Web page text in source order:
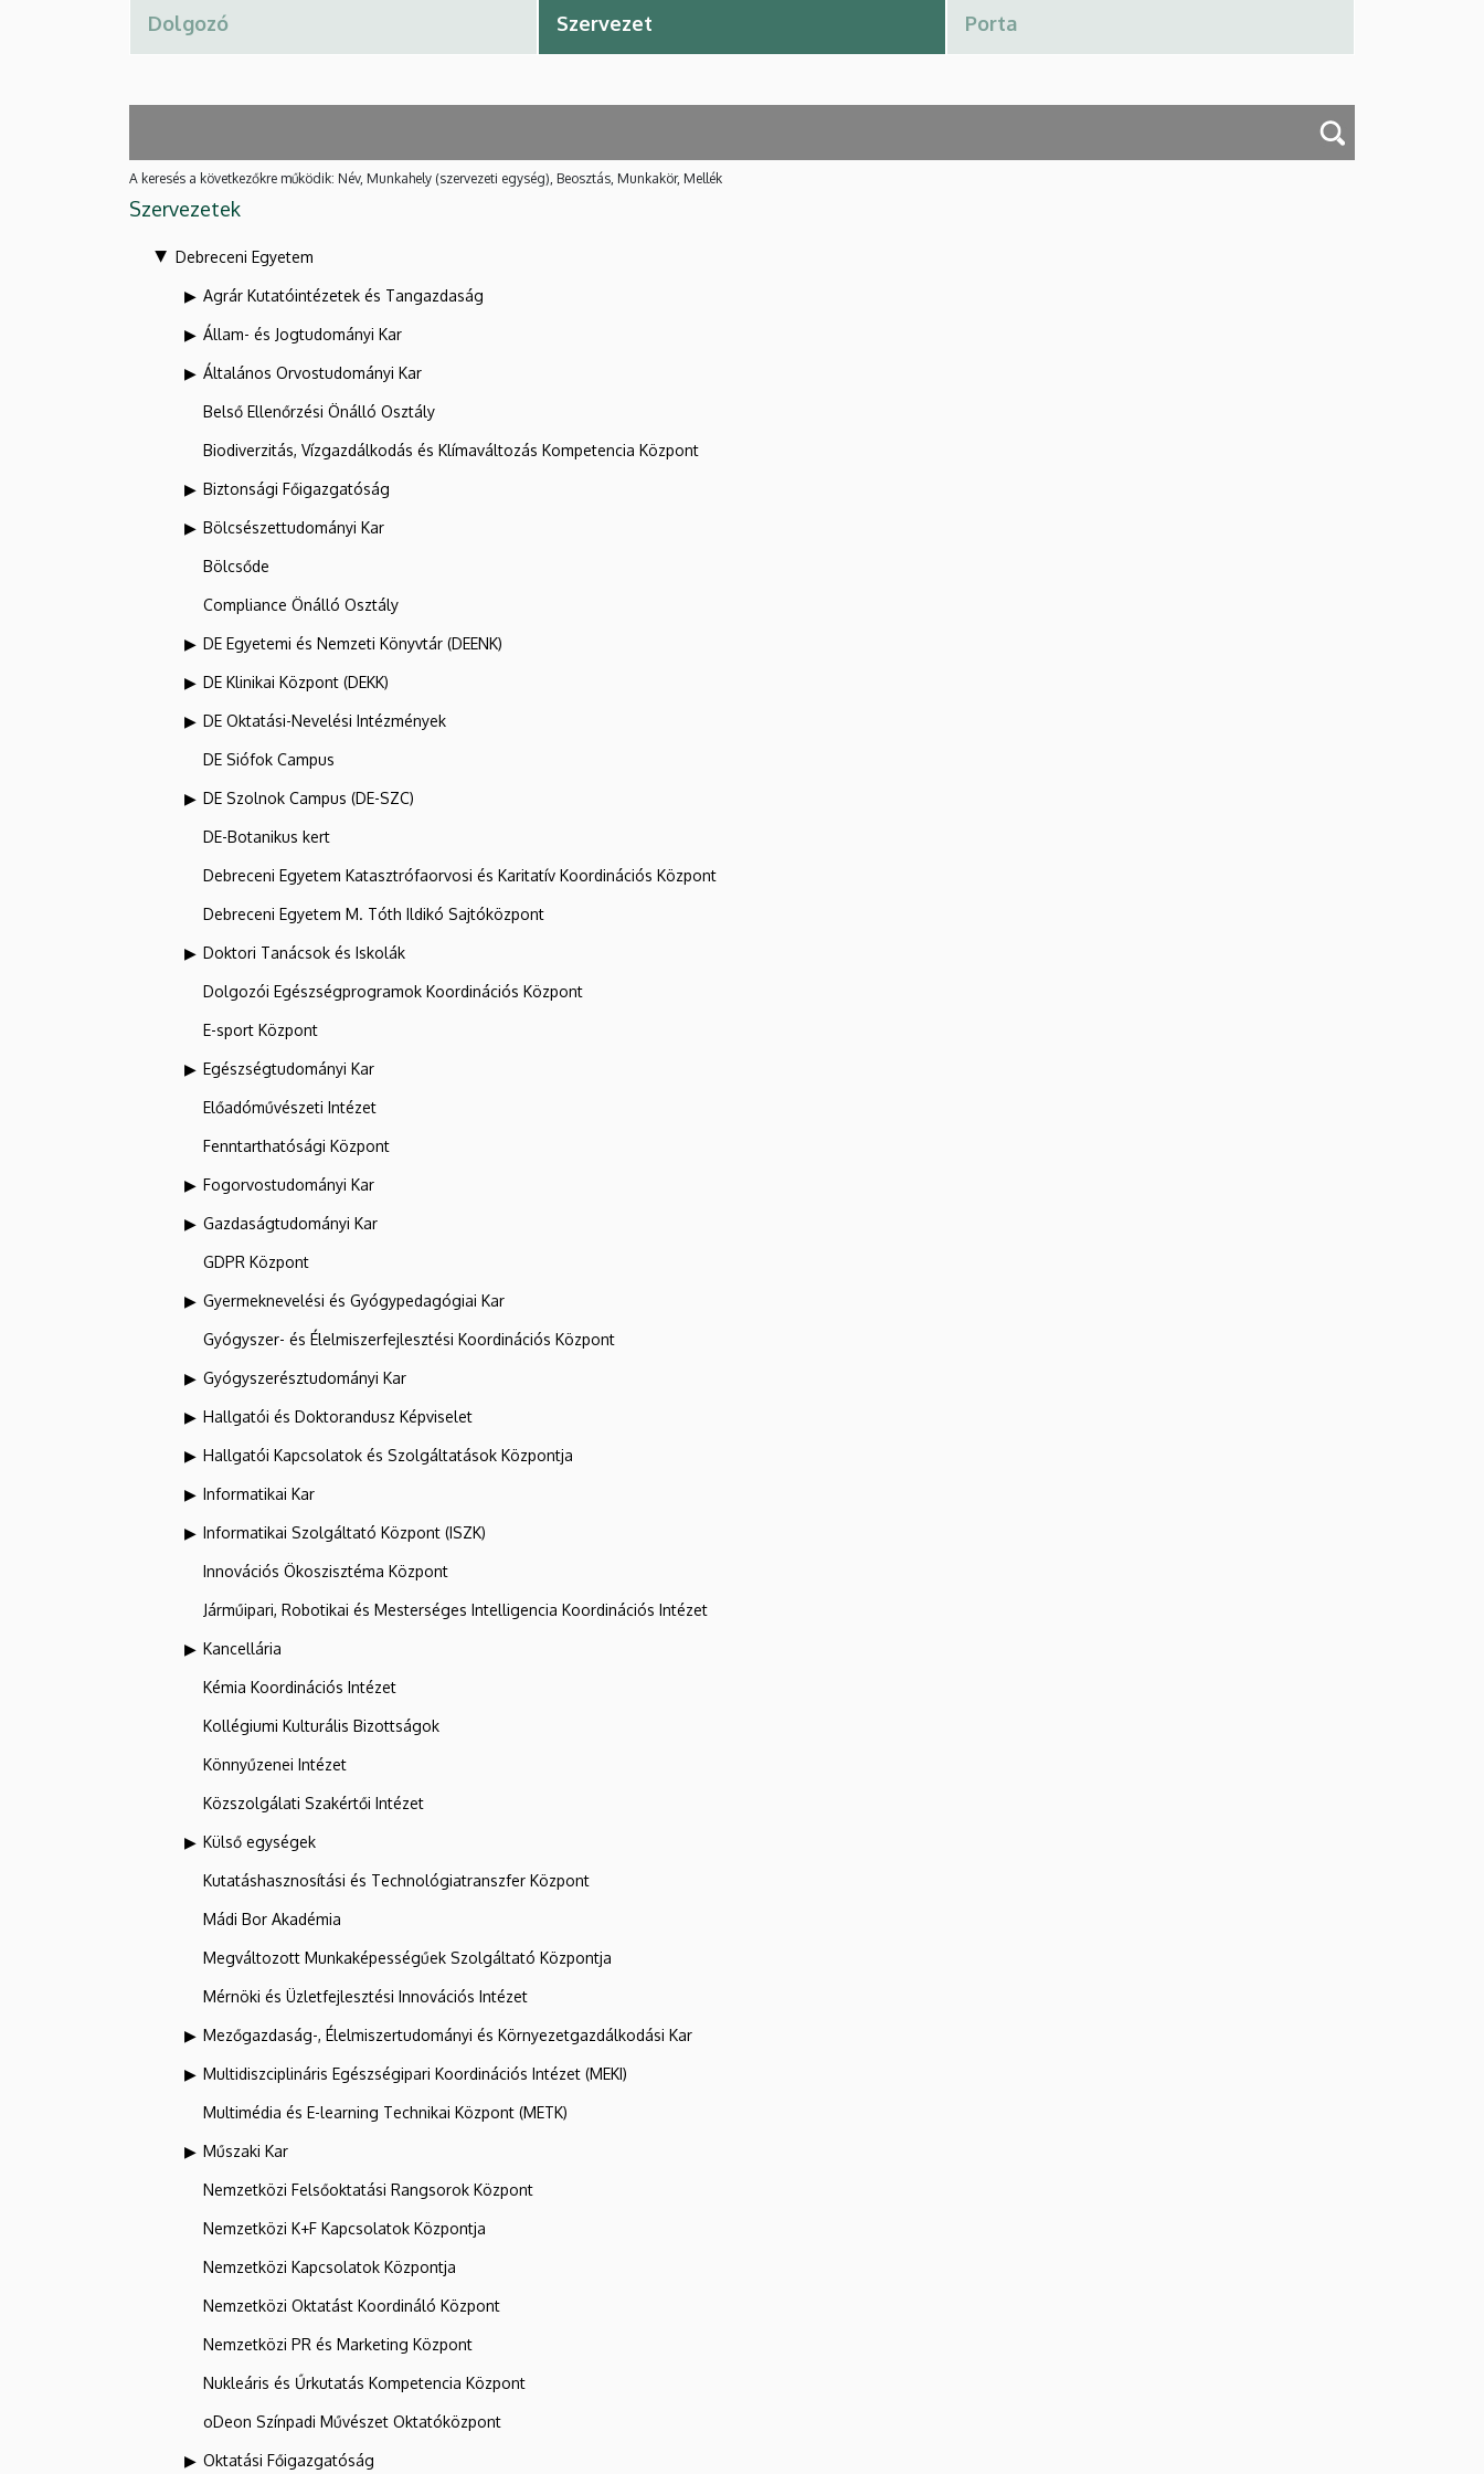
A keresés a következőkre működik: Név, Munkahely (szervezeti egység), Beosztás, Munkakör, Mellék
Szervezetek
Debreceni Egyetem
Agrár Kutatóintézetek és Tangazdaság
Állam- és Jogtudományi Kar
Általános Orvostudományi Kar
Belső Ellenőrzési Önálló Osztály
Biodiverzitás, Vízgazdálkodás és Klímaváltozás Kompetencia Központ
Biztonsági Főigazgatóság
Bölcsészettudományi Kar
Bölcsőde
Compliance Önálló Osztály
DE Egyetemi és Nemzeti Könyvtár (DEENK)
DE Klinikai Központ (DEKK)
DE Oktatási-Nevelési Intézmények
DE Siófok Campus
DE Szolnok Campus (DE-SZC)
DE-Botanikus kert
Debreceni Egyetem Katasztrófaorvosi és Karitatív Koordinációs Központ
Debreceni Egyetem M. Tóth Ildikó Sajtóközpont
Doktori Tanácsok és Iskolák
Dolgozói Egészségprogramok Koordinációs Központ
E-sport Központ
Egészségtudományi Kar
Előadóművészeti Intézet
Fenntarthatósági Központ
Fogorvostudományi Kar
Gazdaságtudományi Kar
GDPR Központ
Gyermeknevelési és Gyógypedagógiai Kar
Gyógyszer- és Élelmiszerfejlesztési Koordinációs Központ
Gyógyszerésztudományi Kar
Hallgatói és Doktorandusz Képviselet
Hallgatói Kapcsolatok és Szolgáltatások Központja
Informatikai Kar
Informatikai Szolgáltató Központ (ISZK)
Innovációs Ökoszisztéma Központ
Járműipari, Robotikai és Mesterséges Intelligencia Koordinációs Intézet
Kancellária
Kémia Koordinációs Intézet
Kollégiumi Kulturális Bizottságok
Könnyűzenei Intézet
Közszolgálati Szakértői Intézet
Külső egységek
Kutatáshasznosítási és Technológiatranszfer Központ
Mádi Bor Akadémia
Megváltozott Munkaképességűek Szolgáltató Központja
Mérnöki és Üzletfejlesztési Innovációs Intézet
Mezőgazdaság-, Élelmiszertudományi és Környezetgazdálkodási Kar
Multidiszciplináris Egészségipari Koordinációs Intézet (MEKI)
Multimédia és E-learning Technikai Központ (METK)
Műszaki Kar
Nemzetközi Felsőoktatási Rangsorok Központ
Nemzetközi K+F Kapcsolatok Központja
Nemzetközi Kapcsolatok Központja
Nemzetközi Oktatást Koordináló Központ
Nemzetközi PR és Marketing Központ
Nukleáris és Űrkutatás Kompetencia Központ
oDeon Színpadi Művészet Oktatóközpont
Oktatási Főigazgatóság